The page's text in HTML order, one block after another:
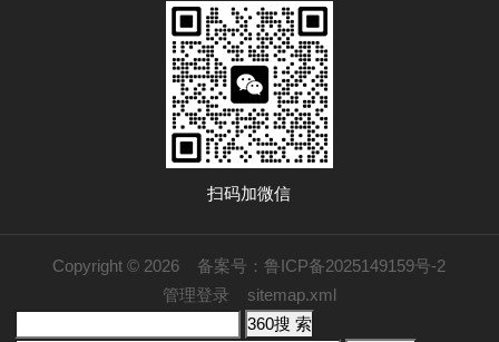
扫码加微信
Copyright © 2026 备案号：鲁ICP备2025149159号-2
管理登录
sitemap.xml